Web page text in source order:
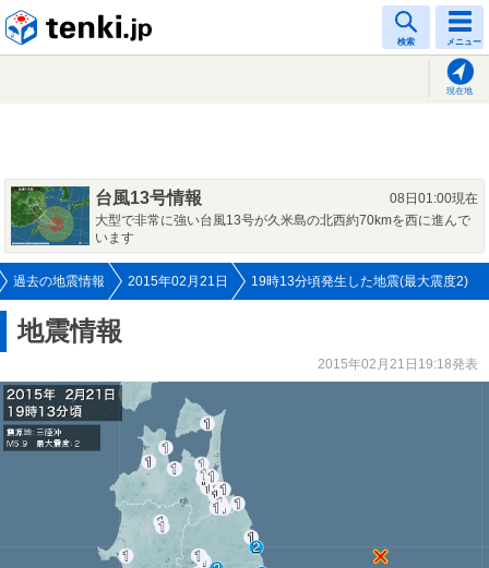
検索 メニュー
現在地
台風13号情報
08日01:00現在
大型で非常に強い台風13号が久米島の北西約70kmを西に進んで
います
過去の地震情報 2015年02月21日 19時13分頃発生した地震(最大震度2)
地震情報
2015年02月21日19:18発表